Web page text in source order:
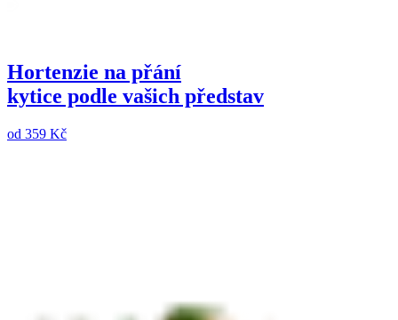
Hortenzie na přání
kytice podle vašich představ
od 359 Kč